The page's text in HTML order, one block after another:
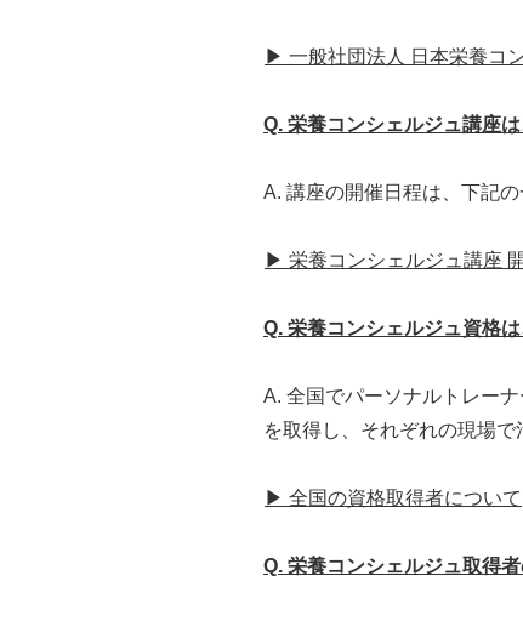
▶ 一般社団法人 日本栄養コ
Q. 栄養コンシェルジュ講座
A. 講座の開催日程は、下記
▶ 栄養コンシェルジュ講座
Q. 栄養コンシェルジュ資格
A. 全国でパーソナルトレー
を取得し、それぞれの現場で
▶ 全国の資格取得者について
Q. 栄養コンシェルジュ取得